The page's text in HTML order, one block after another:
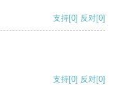
支持[0] 反对[0]
支持[0] 反对[0]